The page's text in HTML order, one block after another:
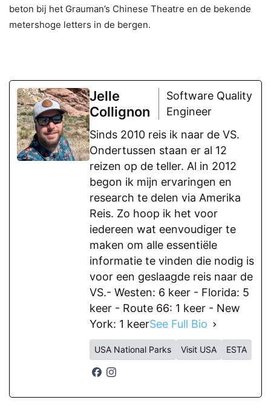
beton bij het Grauman’s Chinese Theatre en de bekende
metershoge letters in de bergen.
Jelle
Collignon
Software Quality
Engineer
Sinds 2010 reis ik naar de VS.
Ondertussen staan er al 12
reizen op de teller. Al in 2012
begon ik mijn ervaringen en
research te delen via Amerika
Reis. Zo hoop ik het voor
iedereen wat eenvoudiger te
maken om alle essentiële
informatie te vinden die nodig is
voor een geslaagde reis naar de
VS.- Westen: 6 keer - Florida: 5
keer - Route 66: 1 keer - New
York: 1 keerSee Full Bio
USA National Parks Visit USA ESTA